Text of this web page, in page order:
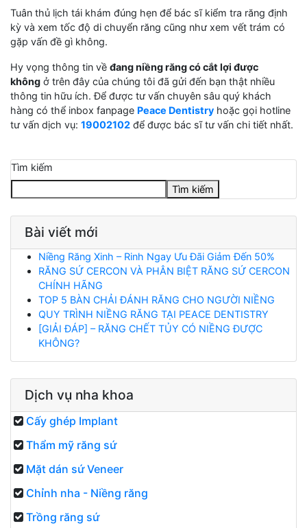
Tuân thủ lịch tái khám đúng hẹn để bác sĩ kiểm tra răng định
kỳ và xem tốc độ di chuyển răng cũng như xem vết trám có
gặp vấn đề gì không.
Hy vọng thông tin về đang niềng răng có cắt lợi được
không ở trên đây của chúng tôi đã gửi đến bạn thật nhiều
thông tin hữu ích. Để được tư vấn chuyên sâu quý khách
hàng có thể inbox fanpage Peace Dentistry hoặc gọi hotline
tư vấn dịch vụ: 19002102 để được bác sĩ tư vấn chi tiết nhất.
Tìm kiếm
Tìm kiếm
Bài viết mới
Niềng Răng Xinh – Rinh Ngay Ưu Đãi Giảm Đến 50%
RĂNG SỨ CERCON VÀ PHÂN BIỆT RĂNG SỨ CERCON
CHÍNH HÃNG
TOP 5 BÀN CHẢI ĐÁNH RĂNG CHO NGƯỜI NIỀNG
QUY TRÌNH NIỀNG RĂNG TẠI PEACE DENTISTRY
[GIẢI ĐÁP] – RĂNG CHẾT TỦY CÓ NIỀNG ĐƯỢC
KHÔNG?
Dịch vụ nha khoa
Cấy ghép Implant
Thẩm mỹ răng sứ
Mặt dán sứ Veneer
Chỉnh nha - Niềng răng
Trồng răng sứ